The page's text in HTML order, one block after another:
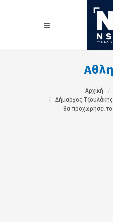
Αρχική
Δήμαρχος
θα προχωρήσει το